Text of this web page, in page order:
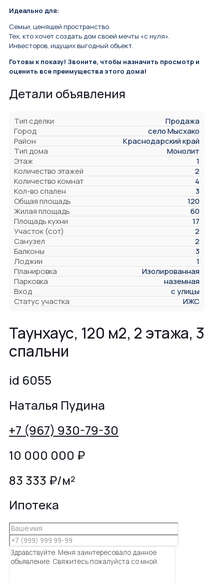
Идеально для:
Семьи, ценящей пространство.
Тех, кто хочет создать дом своей мечты «с нуля».
Инвесторов, ищущих выгодный объект.
Готовы к показу! Звоните, чтобы назначить просмотр и
оценить все преимущества этого дома!
Детали объявления
Тип сделки
Продажа
Город
село Мысхако
Район
Краснодарский край
Тип дома
Монолит
Этаж
1
Количество этажей
2
Количество комнат
4
Кол-во спален
3
Общая площадь
120
Жилая площадь
60
Площадь кухни
17
Участок (сот)
2
Санузел
2
Балконы
3
Лоджии
1
Планировка
Изолированная
Парковка
наземная
Вход
с улицы
Статус участка
ИЖС
Таунхаус, 120 м2, 2 этажа, 3
спальни
id 6055
Наталья Пудина
+7 (967) 930-79-30
10 000 000 ₽
83 333 ₽/м²
Ипотека